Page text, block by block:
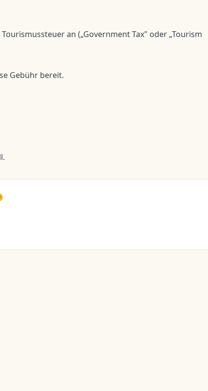
an („Government Tax" oder „Tourism
Gebühr bereit.